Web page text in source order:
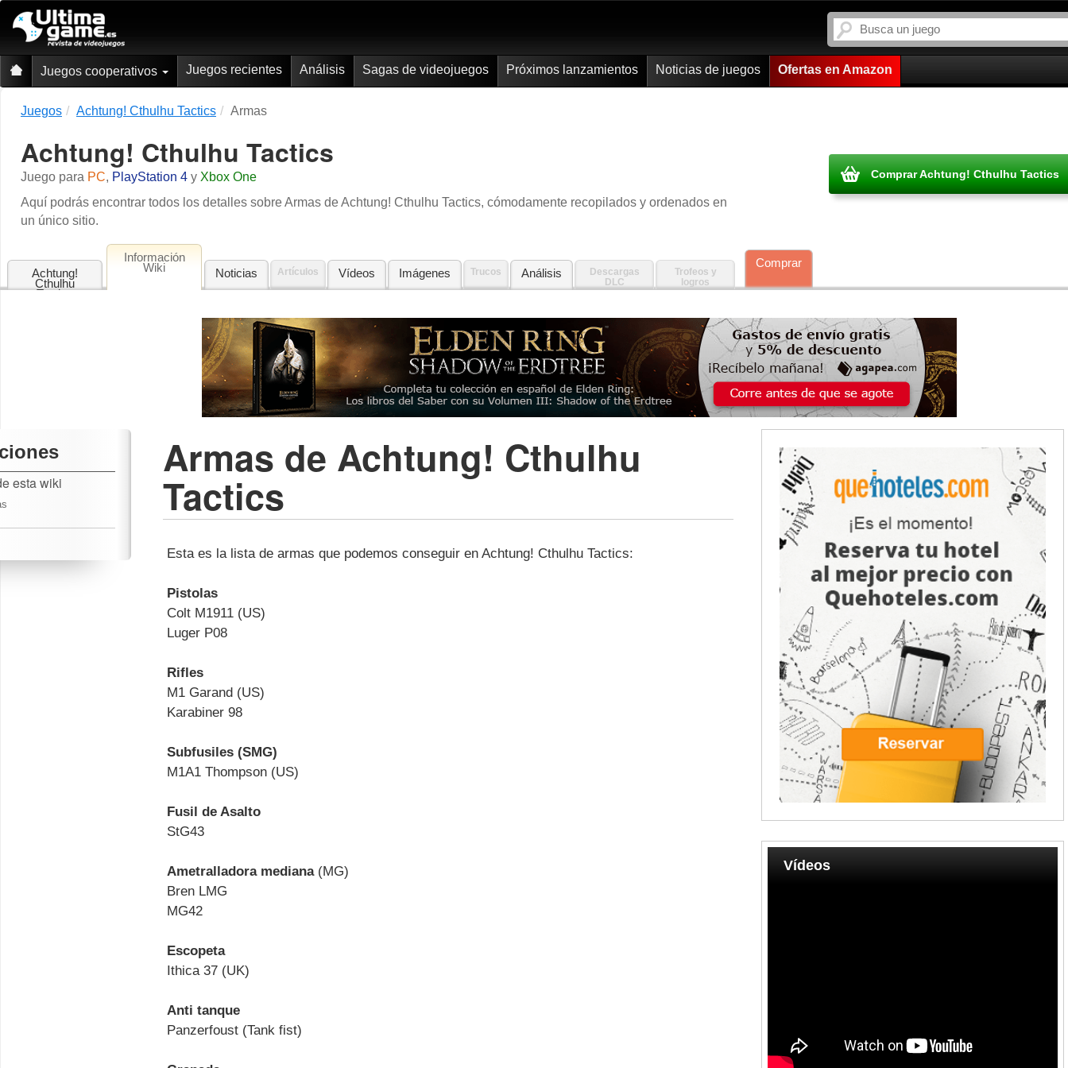
Juegos cooperativos Juegos recientes Análisis Sagas de videojuegos Próximos lanzamientos Noticias de juegos Ofertas en Amazon
Juegos Achtung! Cthulhu Tactics Armas
Achtung! Cthulhu Tactics
Juego para PC, PlayStation 4 y Xbox One
Aquí podrás encontrar todos los detalles sobre Armas de Achtung! Cthulhu Tactics, cómodamente recopilados y ordenados en
un único sitio.
Comprar Achtung! Cthulhu Tactics
Achtung!
Cthulhu
Tactics
Información
Wiki Noticias Artículos Vídeos Imágenes Trucos Análisis
Descargas
DLC
Trofeos y
logros
Comprar
esta wiki
Armas de Achtung! Cthulhu
Tactics
Esta es la lista de armas que podemos conseguir en Achtung! Cthulhu Tactics:
Pistolas
Colt M1911 (US)
Luger P08
Rifles
M1 Garand (US)
Karabiner 98
Subfusiles (SMG)
M1A1 Thompson (US)
Fusil de Asalto
StG43
Ametralladora mediana(MG)
Bren LMG
MG42
Escopeta
Ithica 37 (UK)
Anti tanque
Panzerfoust (Tank fist)
Vídeos